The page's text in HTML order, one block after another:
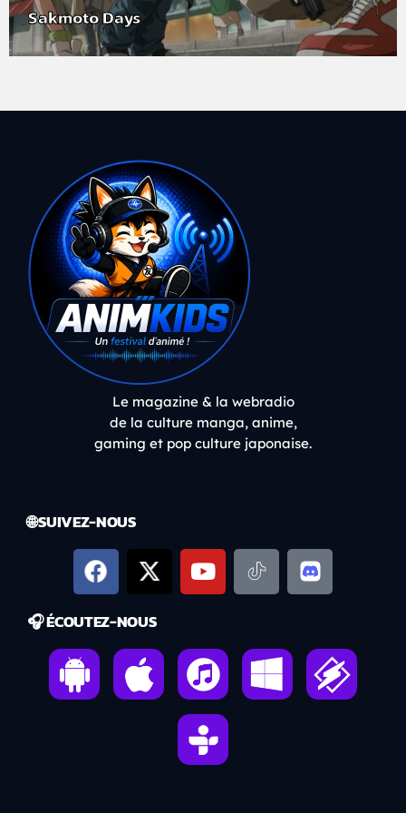
Sakmoto Days
Le magazine & la webradio
de la culture manga, anime,
gaming et pop culture japonaise.
🌐 SUIVEZ-NOUS
🎧 ÉCOUTEZ-NOUS